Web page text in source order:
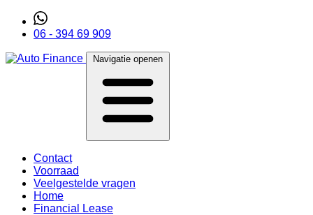
06 - 394 69 909
Navigatie openen
Contact
Voorraad
Veelgestelde vragen
Home
Financial Lease